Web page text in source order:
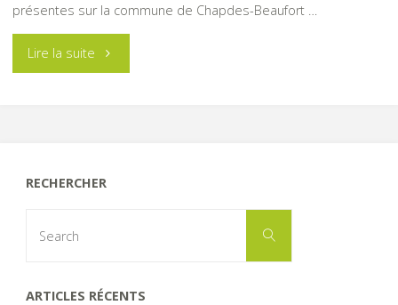
présentes sur la commune de Chapdes-Beaufort …
Lire la suite"Modification
RECHERCHER
Search
ARTICLES RÉCENTS